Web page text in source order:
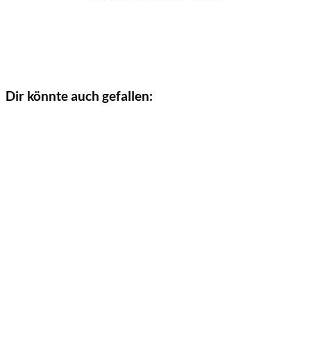
Dir könnte auch gefallen: